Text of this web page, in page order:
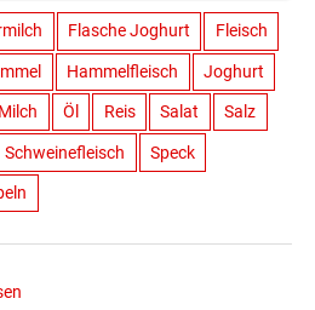
Flasche Joghurt Fleisch
Hammelfleisch Joghurt
Milch Öl Reis Salat Salz
Schweinefleisch Speck